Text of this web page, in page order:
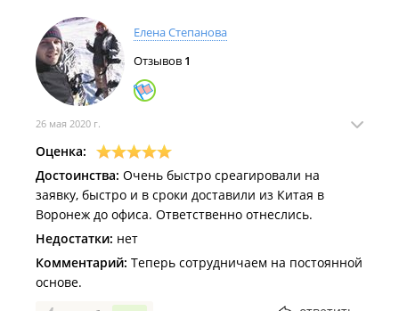
Елена Степанова
Отзывов 1
26 мая 2020 г.
Оценка:
Достоинства: Очень быстро среагировали на
заявку, быстро и в сроки доставили из Китая в
Воронеж до офиса. Ответственно отнеслись.
Недостатки: нет
Комментарий: Теперь сотрудничаем на постоянной
основе.